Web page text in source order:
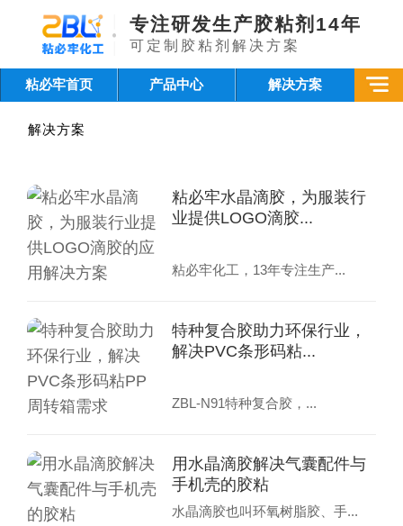
专注研发生产胶粘剂14年
可定制胶粘剂解决方案
粘必牢首页 产品中心 解决方案
解决方案
粘必牢水晶滴胶，为服装行
业提供LOGO滴胶...
粘必牢化工，13年专注生产...
特种复合胶助力环保行业，
解决PVC条形码粘...
ZBL-N91特种复合胶，...
用水晶滴胶解决气囊配件与
手机壳的胶粘
水晶滴胶也叫环氧树脂胶、手...